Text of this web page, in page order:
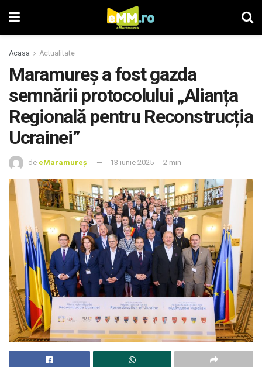
Acasa Actualitate
Maramureș a fost gazda
semnării protocolului „Alianța
Regională pentru Reconstrucția
Ucrainei”
de eMaramureș 13 iunie 2025 2 min